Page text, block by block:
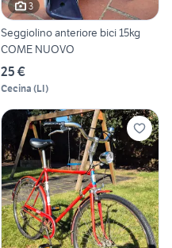
3
Seggiolino anteriore bici 15kg
COME NUOVO
25 €
Cecina (LI)